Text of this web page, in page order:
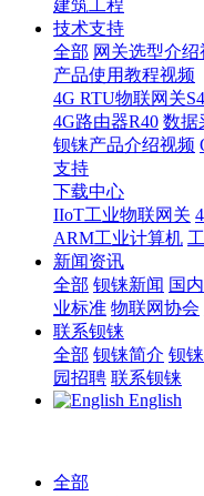
建筑工程
技术支持
全部 网关选型介绍
产品使用教程视频
4G RTU物联网关
4G路由器R40 数据
钡铼产品介绍视频
支持
下载中心
IIoT工业物联网关
ARM工业计算机
新闻资讯
全部 钡铼新闻 国
业标准 物联网协会
联系钡铼
全部 钡铼简介 钡
园招聘 联系钡铼
English
全部